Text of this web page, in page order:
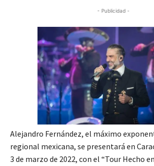
- Publicidad -
Alejandro Fernández, el máximo
regional mexicana, se presentará en
3 de marzo de 2022, con el “Tour Hecho